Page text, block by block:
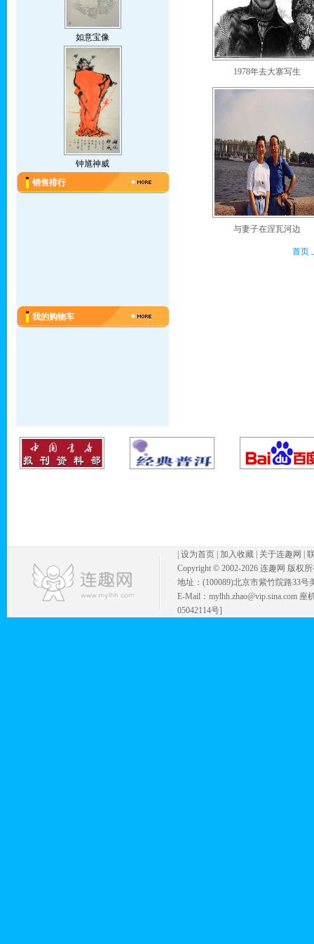
如意宝像
钟馗神威
销售排行
我的购物车
1978年去大寨写生
与妻子在涅瓦河边
首页
设为首页 加入收藏 关于连趣网
Copyright © 2002-2026 连趣网 版权
地址：(100089)北京市紫竹院路33号
E-Mail：mylhh.zhao@vip.sina.com
05042114号]